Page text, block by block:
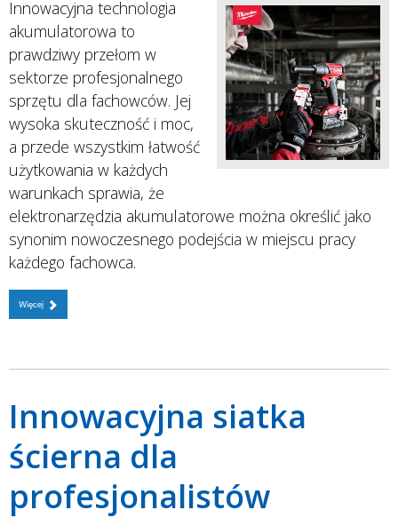
Innowacyjna technologia
akumulatorowa to
prawdziwy przełom w
sektorze profesjonalnego
sprzętu dla fachowców. Jej
wysoka skuteczność i moc,
a przede wszystkim łatwość
użytkowania w każdych
warunkach sprawia, że
elektronarzędzia akumulatorowe można określić jako
synonim nowoczesnego podejścia w miejscu pracy
każdego fachowca.
Więcej
Innowacyjna siatka
ścierna dla
profesjonalistów